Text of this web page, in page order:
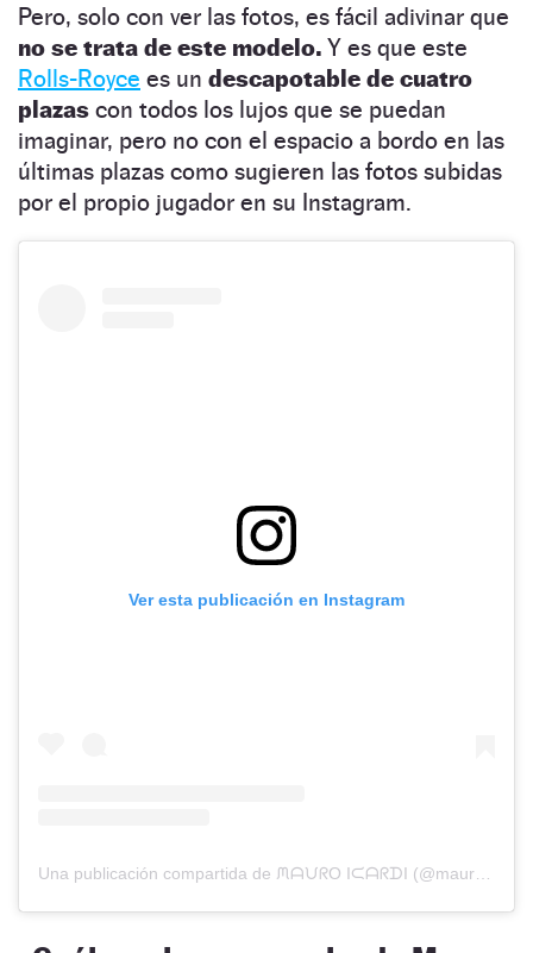
Pero, solo con ver las fotos, es fácil adivinar que
no se trata de este modelo. Y es que este
Rolls-Royce es un descapotable de cuatro
plazas con todos los lujos que se puedan
imaginar, pero no con el espacio a bordo en las
últimas plazas como sugieren las fotos subidas
por el propio jugador en su Instagram.
Ver esta publicación en Instagram
Una publicación compartida de ᙏᗩᙀᖇO IᙅᗩᖇᗪI (@mauroicardi)